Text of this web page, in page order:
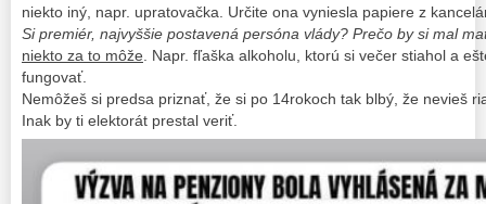
niekto iný, napr. upratovačka. Určite ona vyniesla papiere z
Si premiér, najvyššie postavená persóna vlády? Prečo by si mal
niekto za to môže . Napr. fľaška alkoholu, ktorú si večer stiahol a
fungovať.
Nemôžeš si predsa priznať, že si po 14rokoch tak blbý, že nevieš
Inak by ti elektorát prestal veriť.